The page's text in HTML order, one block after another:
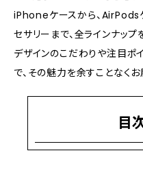
iPhoneケースから、AirPods
セサリーまで、全ラインナップ
デザインのこだわりや注目ポ
で、その魅力を余すことなくお
目